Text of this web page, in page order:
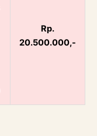
Rp.
20.500.000,-